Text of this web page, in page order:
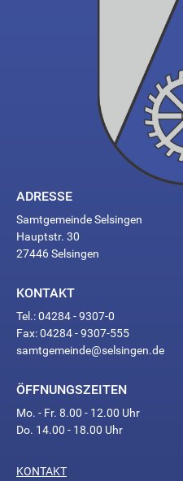
ADRESSE
Samtgemeinde Selsingen
Hauptstr. 30
27446 Selsingen
KONTAKT
Tel.: 04284 - 9307-0
Fax: 04284 - 9307-555
samtgemeinde@selsingen.de
ÖFFNUNGSZEITEN
Mo. - Fr. 8.00 - 12.00 Uhr
Do. 14.00 - 18.00 Uhr
KONTAKT